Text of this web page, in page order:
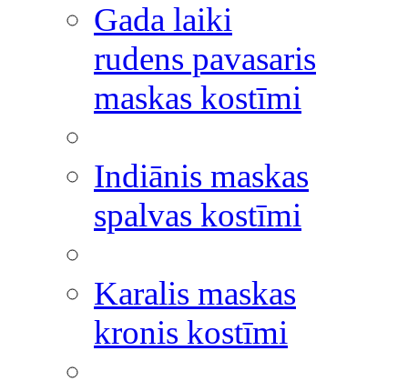
Gada laiki
rudens pavasaris
maskas kostīmi
Indiānis maskas
spalvas kostīmi
Karalis maskas
kronis kostīmi